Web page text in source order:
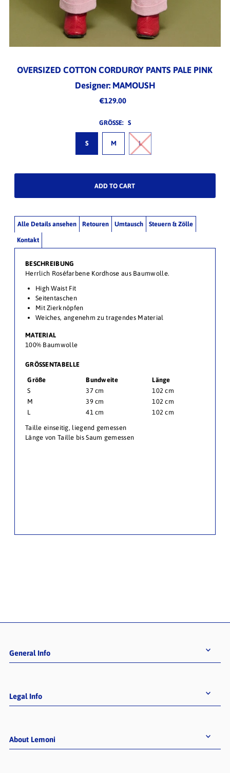
OVERSIZED COTTON CORDUROY PANTS PALE PINK
Designer: MAMOUSH
€129.00
GRÖSSE: S
S M L
Alle Details ansehen Retouren Umtausch Steuern & Zölle
Kontakt
BESCHREIBUNG
Herrlich Roséfarbene Kordhose aus Baumwolle.
High Waist Fit
Seitentaschen
Mit Zierknöpfen
Weiches, angenehm zu tragendes Material
MATERIAL
100% Baumwolle
GRÖSSENTABELLE
Größe
Bundweite
Länge
S
37 cm
102 cm
M
39 cm
102 cm
L
41 cm
102 cm
Taille einseitig, liegend gemessen
Länge von Taille bis Saum gemessen
General Info
Legal Info
About Lemoni